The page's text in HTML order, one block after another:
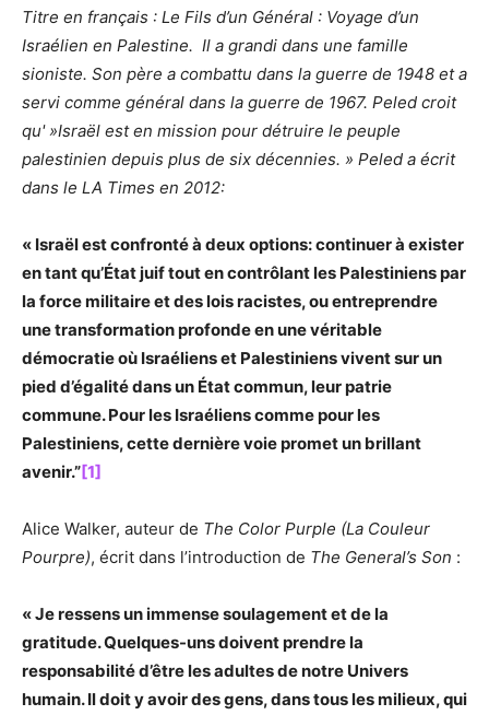
Titre en français : Le Fils d’un Général : Voyage d’un
Israélien en Palestine. Il a grandi dans une famille
sioniste. Son père a combattu dans la guerre de 1948 et a
servi comme général dans la guerre de 1967. Peled croit
qu' »Israël est en mission pour détruire le peuple
palestinien depuis plus de six décennies. » Peled a écrit
dans le LA Times en 2012:
« Israël est confronté à deux options: continuer à exister
en tant qu’État juif tout en contrôlant les Palestiniens par
la force militaire et des lois racistes, ou entreprendre
une transformation profonde en une véritable
démocratie où Israéliens et Palestiniens vivent sur un
pied d’égalité dans un État commun, leur patrie
commune. Pour les Israéliens comme pour les
Palestiniens, cette dernière voie promet un brillant
avenir.”[1]
Alice Walker, auteur de The Color Purple (La Couleur
Pourpre), écrit dans l’introduction de The General’s Son :
« Je ressens un immense soulagement et de la
gratitude. Quelques-uns doivent prendre la
responsabilité d’être les adultes de notre Univers
humain. Il doit y avoir des gens, dans tous les milieux, qui